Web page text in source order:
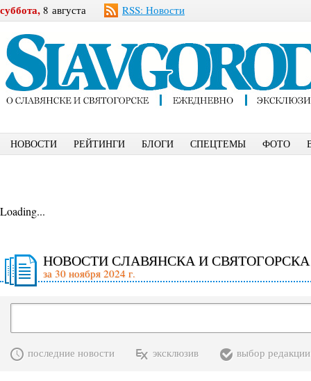
суббота, 8 августа RSS: Новости
НОВОСТИ РЕЙТИНГИ БЛОГИ СПЕЦТЕМЫ ФОТО
Loading...
НОВОСТИ СЛАВЯНСКА И СВЯТОГОРСКА
за 30 ноября 2024 г.
последние новости эксклюзив выбор редакции